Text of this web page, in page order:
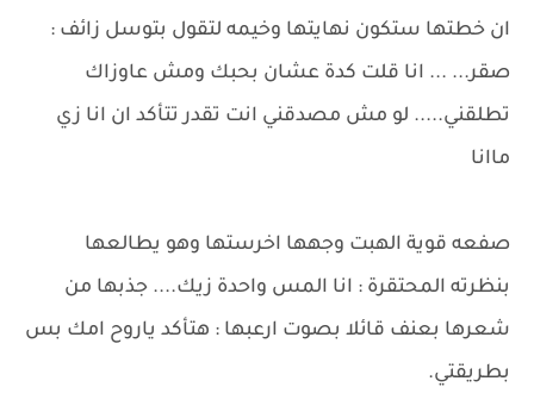
ان خطتها ستكون نهايتها وخيمه لتقول بتوسل زائف :
صقر... ... انا قلت كدة عشان بحبك ومش عاوزاك
تطلقني..... لو مش مصدقني انت تقدر تتأكد ان انا زي
ماانا
صفعه قوية الهبت وجهها اخرستها وهو يطالعها
بنظرته المحتقرة : انا المس واحدة زيك.... جذبها من
شعرها بعنف قائلا بصوت ارعبها : هتأكد ياروح امك بس
بطريقتي.